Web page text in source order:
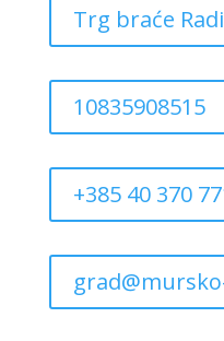
Trg braće
10835908515
+385 40 370